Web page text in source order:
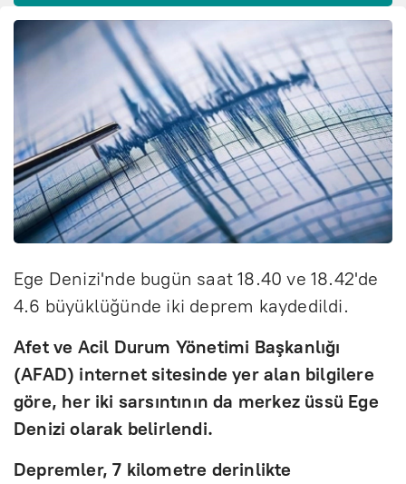
Ege Denizi'nde bugün saat 18.40 ve 18.42'de
4.6 büyüklüğünde iki deprem kaydedildi.
Afet ve Acil Durum Yönetimi Başkanlığı
(AFAD) internet sitesinde yer alan bilgilere
göre, her iki sarsıntının da merkez üssü Ege
Denizi olarak belirlendi.
Depremler, 7 kilometre derinlikte